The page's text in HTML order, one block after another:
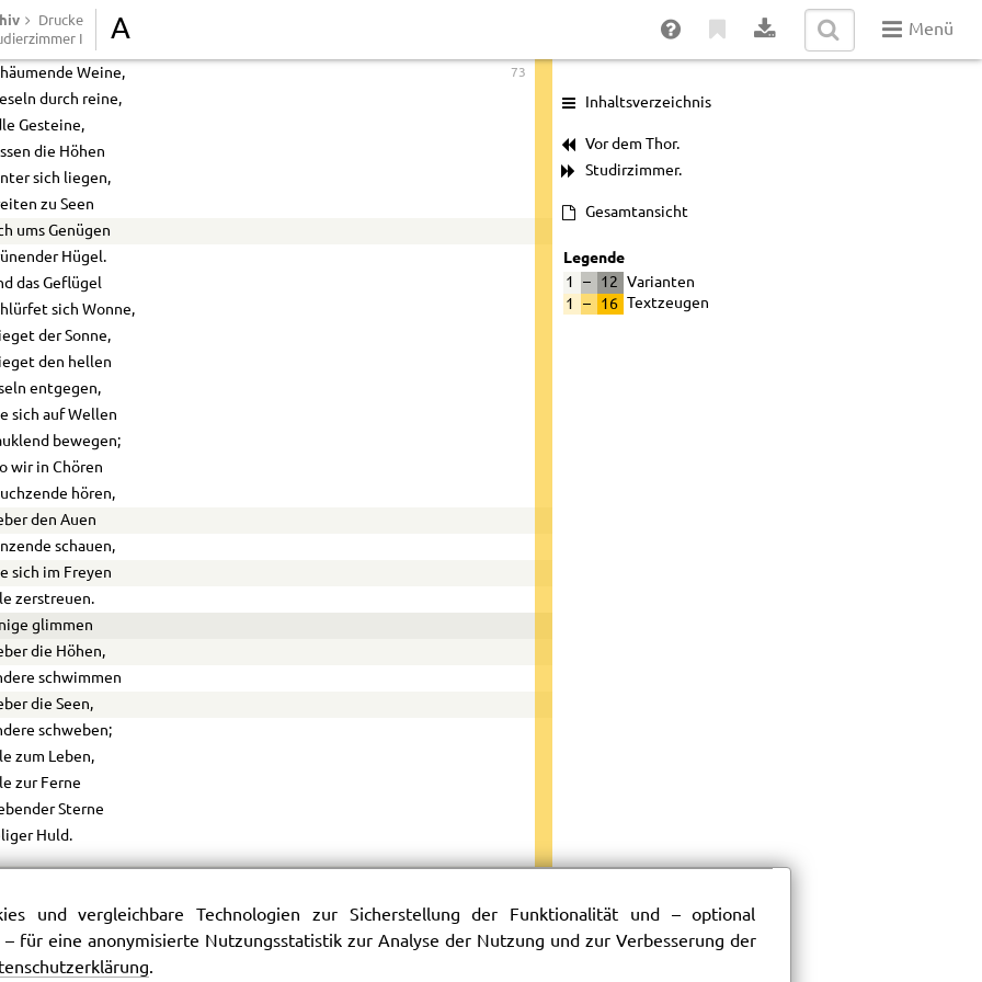
Drucke
I A Menü
Kelter,
in Bächen
73
Weine,
durch reine,
Gesteine,
die Höhen
sich liegen,
zu Seen
ums Genügen
Hügel.
das Geflügel
sich Wonne,
der Sonne,
den hellen
entgegen,
sich auf Wellen
bewegen;
wir in Chören
hören,
den Auen
schauen,
sich im Freyen
zerstreuen.
glimmen
die Höhen,
schwimmen
die Seen,
schweben;
zum Leben,
zur Ferne
Sterne
Huld.
So recht, ihr luft’gen, zarten Jungen!
ihn treulich eingesungen!
Inhaltsverzeichnis
Vor dem Thor.
Studirzimmer.
Gesamtansicht
Legende
1 – 12
Varianten
1
– 16 Textzeugen
und vergleichbare Technologien zur Sicherstellung der Funktionalität und – optional
für eine anonymisierte Nutzungsstatistik zur Analyse der Nutzung und zur Verbesserung der
.